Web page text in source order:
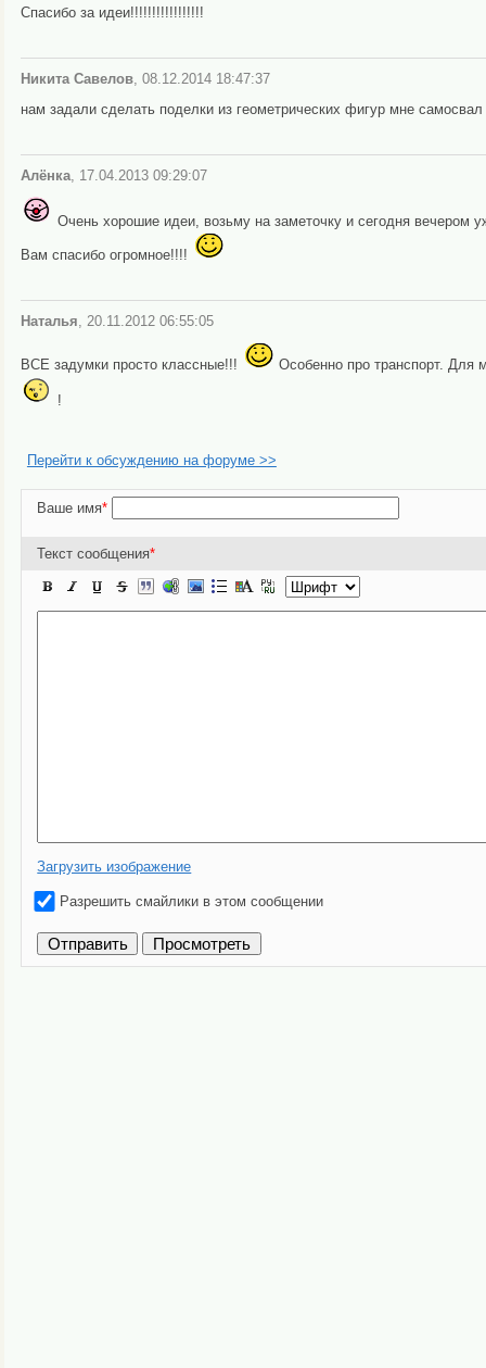
Спасибо за идеи!!!!!!!!!!!!!!!!!
Никита Савелов, 08.12.2014 18:47:37
нам задали сделать поделки из геометрических фигур мне
Алёнка, 17.04.2013 09:29:07
Очень хорошие идеи, возьму на заметочку и сегодня вечером
Вам спасибо огромное!!!!
Наталья, 20.11.2012 06:55:05
ВСЕ задумки просто классные!!! Особенно про транспорт. Для
!
Перейти к обсуждению на форуме >>
Ваше имя*
Текст сообщения*
Загрузить изображение
Разрешить смайлики в этом сообщении